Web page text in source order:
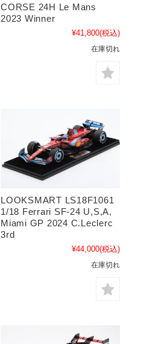
CORSE 24H Le Mans
2023 Winner
¥41,800(税込)
在庫切れ
LOOKSMART LS18F1061
1/18 Ferrari SF-24 U,S,A,
Miami GP 2024 C.Leclerc
3rd
¥44,000(税込)
在庫切れ